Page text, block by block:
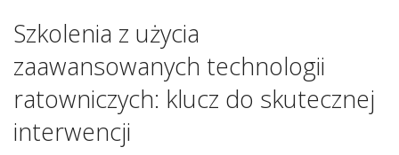
Szkolenia z użycia
zaawansowanych technologii
ratowniczych: klucz do skutecznej
interwencji